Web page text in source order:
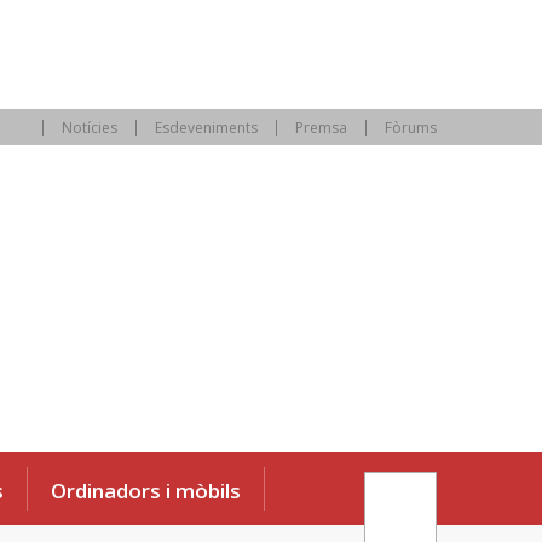
Notícies Esdeveniments Premsa Fòrums
Ordinadors i mòbils